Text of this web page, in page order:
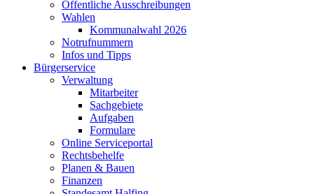
Öffentliche Ausschreibungen
Wahlen
Kommunalwahl 2026
Notrufnummern
Infos und Tipps
Bürgerservice
Verwaltung
Mitarbeiter
Sachgebiete
Aufgaben
Formulare
Online Serviceportal
Rechtsbehelfe
Planen & Bauen
Finanzen